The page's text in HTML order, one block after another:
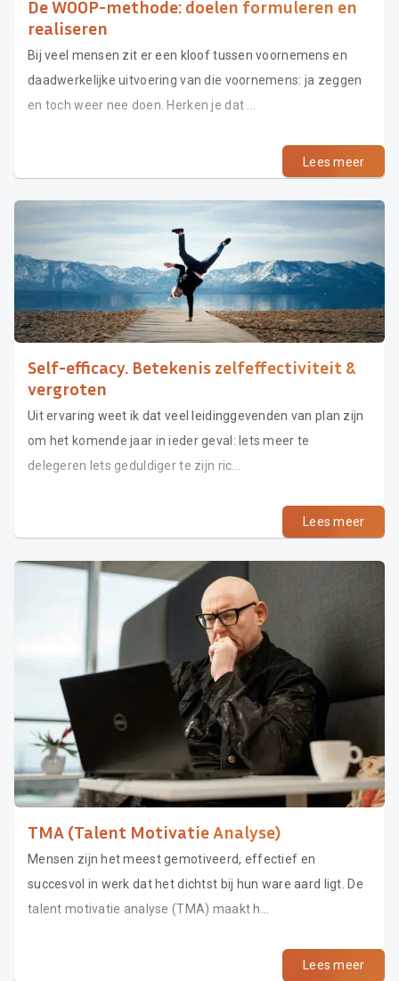
De WOOP-methode: doelen formuleren en
realiseren
Bij veel mensen zit er een kloof tussen voornemens en
daadwerkelijke uitvoering van die voornemens: ja zeggen
en toch weer nee doen. Herken je dat ...
Lees meer
Self-efficacy. Betekenis zelfeffectiviteit &
vergroten
Uit ervaring weet ik dat veel leidinggevenden van plan zijn
om het komende jaar in ieder geval: Iets meer te
delegeren Iets geduldiger te zijn ric...
Lees meer
TMA (Talent Motivatie Analyse)
Mensen zijn het meest gemotiveerd, effectief en
succesvol in werk dat het dichtst bij hun ware aard ligt. De
talent motivatie analyse (TMA) maakt h...
Lees meer